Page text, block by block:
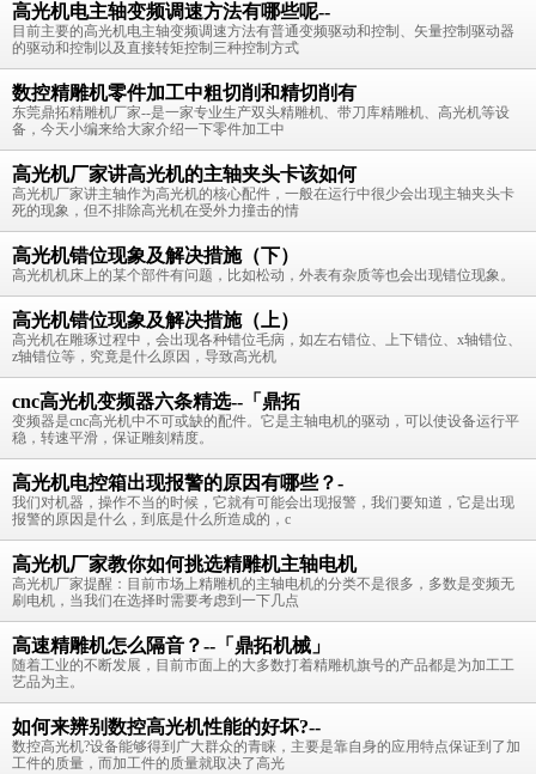
高光机电主轴变频调速方法有哪些呢--
目前主要的高光机电主轴变频调速方法有普通变频驱动和控制、矢量控制驱动器
的驱动和控制以及直接转矩控制三种控制方式
数控精雕机零件加工中粗切削和精切削有
东莞鼎拓精雕机厂家--是一家专业生产双头精雕机、带刀库精雕机、高光机等设
备，今天小编来给大家介绍一下零件加工中
高光机厂家讲高光机的主轴夹头卡该如何
高光机厂家讲主轴作为高光机的核心配件，一般在运行中很少会出现主轴夹头卡
死的现象，但不排除高光机在受外力撞击的情
高光机错位现象及解决措施（下）
高光机机床上的某个部件有问题，比如松动，外表有杂质等也会出现错位现象。
高光机错位现象及解决措施（上）
高光机在雕琢过程中，会出现各种错位毛病，如左右错位、上下错位、x轴错位、
z轴错位等，究竟是什么原因，导致高光机
cnc高光机变频器六条精选--「鼎拓
变频器是cnc高光机中不可或缺的配件。它是主轴电机的驱动，可以使设备运行平
稳，转速平滑，保证雕刻精度。
高光机电控箱出现报警的原因有哪些？-
我们对机器，操作不当的时候，它就有可能会出现报警，我们要知道，它是出现
报警的原因是什么，到底是什么所造成的，c
高光机厂家教你如何挑选精雕机主轴电机
高光机厂家提醒：目前市场上精雕机的主轴电机的分类不是很多，多数是变频无
刷电机，当我们在选择时需要考虑到一下几点
高速精雕机怎么隔音？--「鼎拓机械」
随着工业的不断发展，目前市面上的大多数打着精雕机旗号的产品都是为加工工
艺品为主。
如何来辨别数控高光机性能的好坏?--
数控高光机?设备能够得到广大群众的青睐，主要是靠自身的应用特点保证到了加
工件的质量，而加工件的质量就取决了高光